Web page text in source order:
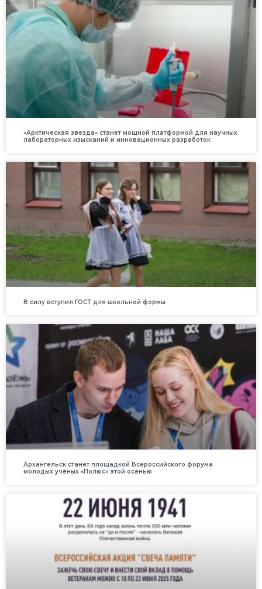
«Арктическая звезда» станет мощной платформой для научных
лабораторных изысканий и инновационных разработок
В силу вступил ГОСТ для школьной формы
Архангельск станет площадкой Всероссийского форума
молодых учёных «Полюс» этой осенью